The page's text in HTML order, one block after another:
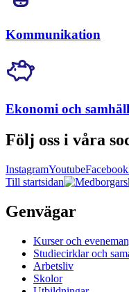
Kommunikation
Ekonomi och
Följ oss i våra
InstagramYoutubeFacebook
Till startsidan
Genvägar
Kurser och
Studiecirklar och
Arbetsliv
Skolor